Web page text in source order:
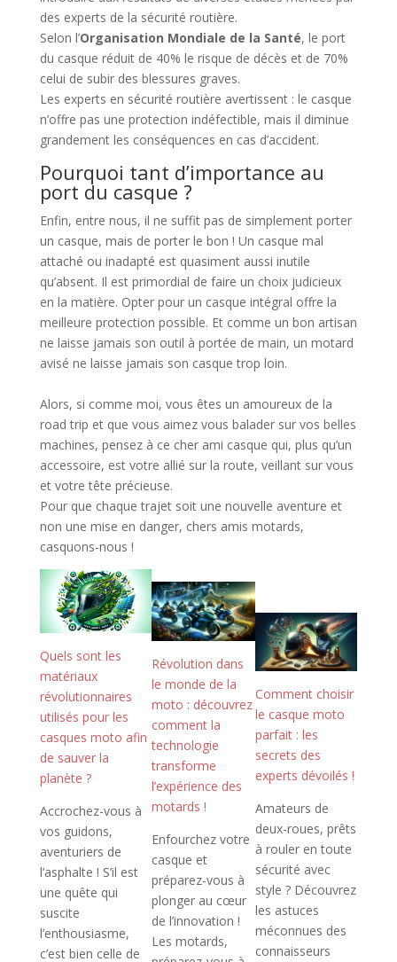
des experts de la sécurité routière.
Selon l’Organisation Mondiale de la Santé, le port
du casque réduit de 40% le risque de décès et de 70%
celui de subir des blessures graves.
Les experts en sécurité routière avertissent : le casque
n’offre pas une protection indéfectible, mais il diminue
grandement les conséquences en cas d’accident.
Pourquoi tant d’importance au
port du casque ?
Enfin, entre nous, il ne suffit pas de simplement porter
un casque, mais de porter le bon ! Un casque mal
attaché ou inadapté est quasiment aussi inutile
qu’absent. Il est primordial de faire un choix judicieux
en la matière. Opter pour un casque intégral offre la
meilleure protection possible. Et comme un bon artisan
ne laisse jamais son outil à portée de main, un motard
avisé ne laisse jamais son casque trop loin.
Alors, si comme moi, vous êtes un amoureux de la
road trip et que vous aimez vous balader sur vos belles
machines, pensez à ce cher ami casque qui, plus qu’un
accessoire, est votre allié sur la route, veillant sur vous
et votre tête précieuse.
Pour que chaque trajet soit une nouvelle aventure et
non une mise en danger, chers amis motards,
casquons-nous !
Quels sont les
matériaux
révolutionnaires
utilisés pour les
casques moto afin
de sauver la
planète ?
Accrochez-vous à
vos guidons,
aventuriers de
l’asphalte ! S’il est
une quête qui
suscite
l’enthousiasme,
c’est bien celle de
Révolution dans
le monde de la
moto : découvrez
comment la
technologie
transforme
l’expérience des
motards !
Enfourchez votre
casque et
préparez-vous à
plonger au cœur
de l’innovation !
Les motards,
Comment choisir
le casque moto
parfait : les
secrets des
experts dévoilés !
Amateurs de
deux-roues, prêts
à rouler en toute
sécurité avec
style ? Découvrez
les astuces
méconnues des
connaisseurs